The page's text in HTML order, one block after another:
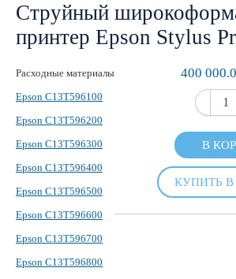
Струйный
принтер Epson Stylus
Расходные материалы
Epson C13T596100
Epson C13T596200
Epson C13T596300
Epson C13T596400
Epson C13T596500
Epson C13T596600
Epson C13T596700
Epson C13T596800
400
В
КУПИТЬ В